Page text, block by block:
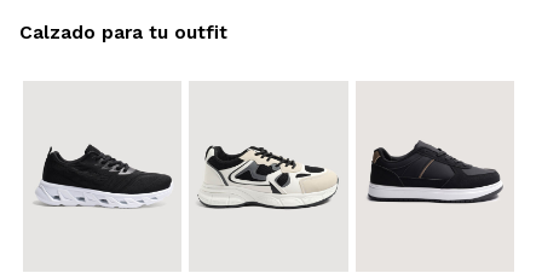
Calzado para tu outfit